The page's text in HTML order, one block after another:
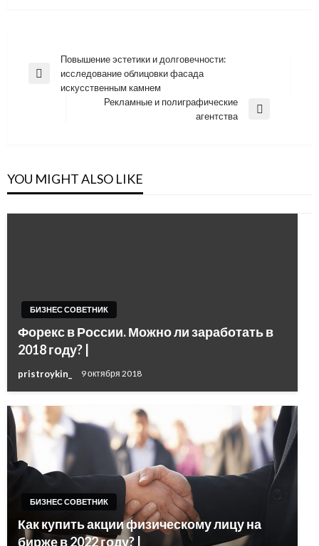
Навигация
по
Previous
Повышение эстетики и долговечности:
исследование облицовки фасада
искусственным камнем
Рекламные и полиграфические
агентства
YOU MIGHT ALSO LIKE
БИЗНЕС СОВЕТНИК
Форекс в России. Можно ли заработать в
2018 году? |
pristroykin_ 9 октября 2018
БИЗНЕС СОВЕТНИК
Как купить акции физическому лицу на
бирже в 2022 году? |